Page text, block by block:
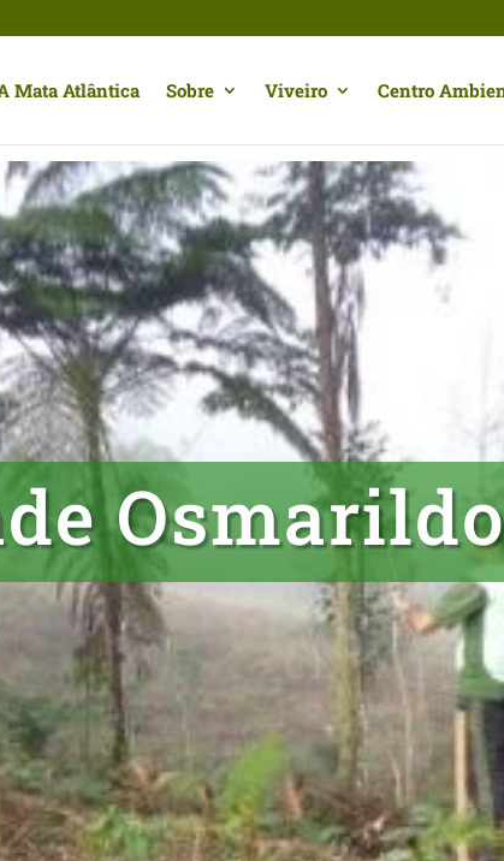
Mata Atlântica Sobre Viveiro Centro